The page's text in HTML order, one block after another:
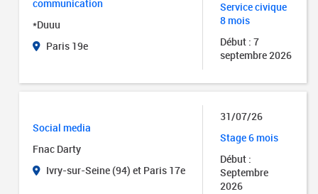
communication
*Duuu
Paris 19e
Service civique
8 mois
Début : 7
septembre 2026
Social media
Fnac Darty
Ivry-sur-Seine (94) et Paris 17e
31/07/26
Stage 6 mois
Début :
Septembre
2026